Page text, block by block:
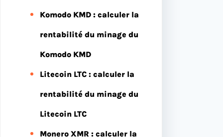
Komodo KMD : calculer la
rentabilité du minage du
Komodo KMD
Litecoin LTC : calculer la
rentabilité du minage du
Litecoin LTC
Monero XMR : calculer la